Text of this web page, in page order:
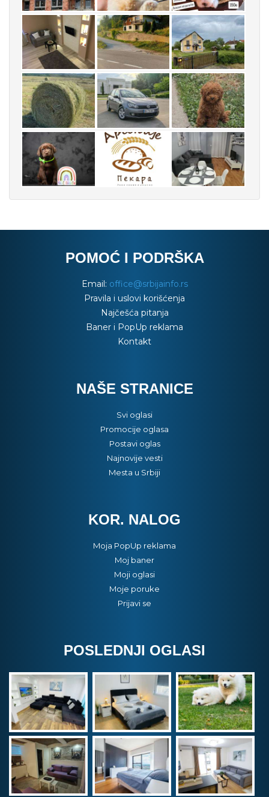
POMOĆ I PODRŠKA
Email: office@srbijainfo.rs
Pravila i uslovi korišćenja
Najčešća pitanja
Baner i PopUp reklama
Kontakt
NAŠE STRANICE
Svi oglasi
Promocije oglasa
Postavi oglas
Najnovije vesti
Mesta u Srbiji
KOR. NALOG
Moja PopUp reklama
Moj baner
Moji oglasi
Moje poruke
Prijavi se
POSLEDNJI OGLASI